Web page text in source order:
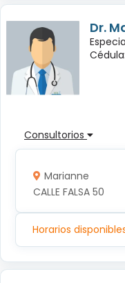
Dr.
Consultorios
Marianne
CALLE FALSA 50
Horarios